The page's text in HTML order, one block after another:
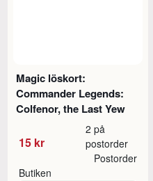
Magic löskort:
Commander Legends:
Colfenor, the Last Yew
15 kr
2 på
postorder
Butiken
Postorder